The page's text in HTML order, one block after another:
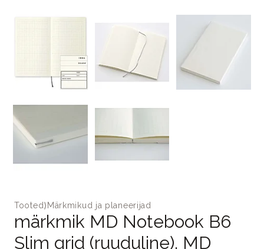
Tooted⟩ Märkmikud ja planeerijad
märkmik MD Notebook B6
Slim grid (ruuduline), MD